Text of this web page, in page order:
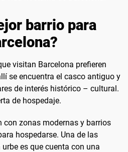
barrio para
visitan Barcelona prefieren
se encuentra el casco antiguo y
de interés histórico – cultural.
de hospedaje.
con zonas modernas y barrios
hospedarse. Una de las
es que cuenta con una